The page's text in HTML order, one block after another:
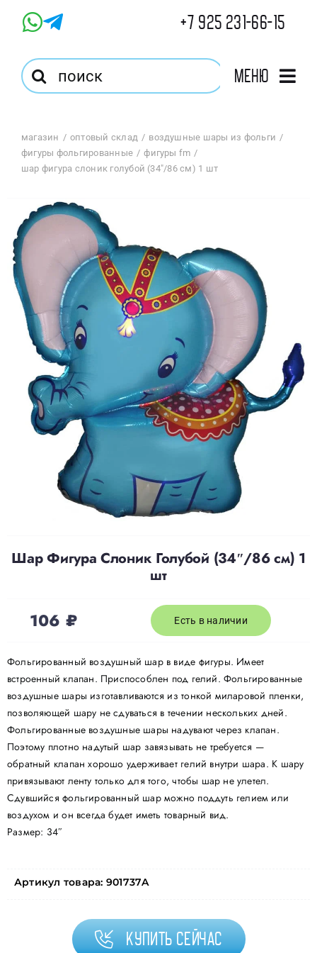
+7 925 231-66-15
Результат
поиска:
Меню
Магазин
Оптовый Магазин
Корзина
Избранное
Доставка
О нас
Отзывы
Контакты
магазин оптовый склад
воздушные шары из фольги
фигуры фольгированные
фигуры fm
шар фигура слоник голубой (34″/86 см) 1 шт
Шар Фигура Слоник Голубой (34″/86 см) 1
шт
106₽ Есть в наличии
Фольгированный воздушный шар в виде фигуры. Имеет
встроенный клапан. Приспособлен под гелий. Фольгированные
воздушные шары изготавливаются из тонкой миларовой пленки,
позволяющей шару не сдуваться в течении нескольких дней.
Фольгированные воздушные шары надувают через клапан.
Поэтому плотно надутый шар завязывать не требуется —
обратный клапан хорошо удерживает гелий внутри шара. К шару
привязывают ленту только для того, чтобы шар не улетел.
Сдувшийся фольгированный шар можно поддуть гелием или
воздухом и он всегда будет иметь товарный вид.
Размер: 34″
Артикул товара: 901737A
Купить сейчас